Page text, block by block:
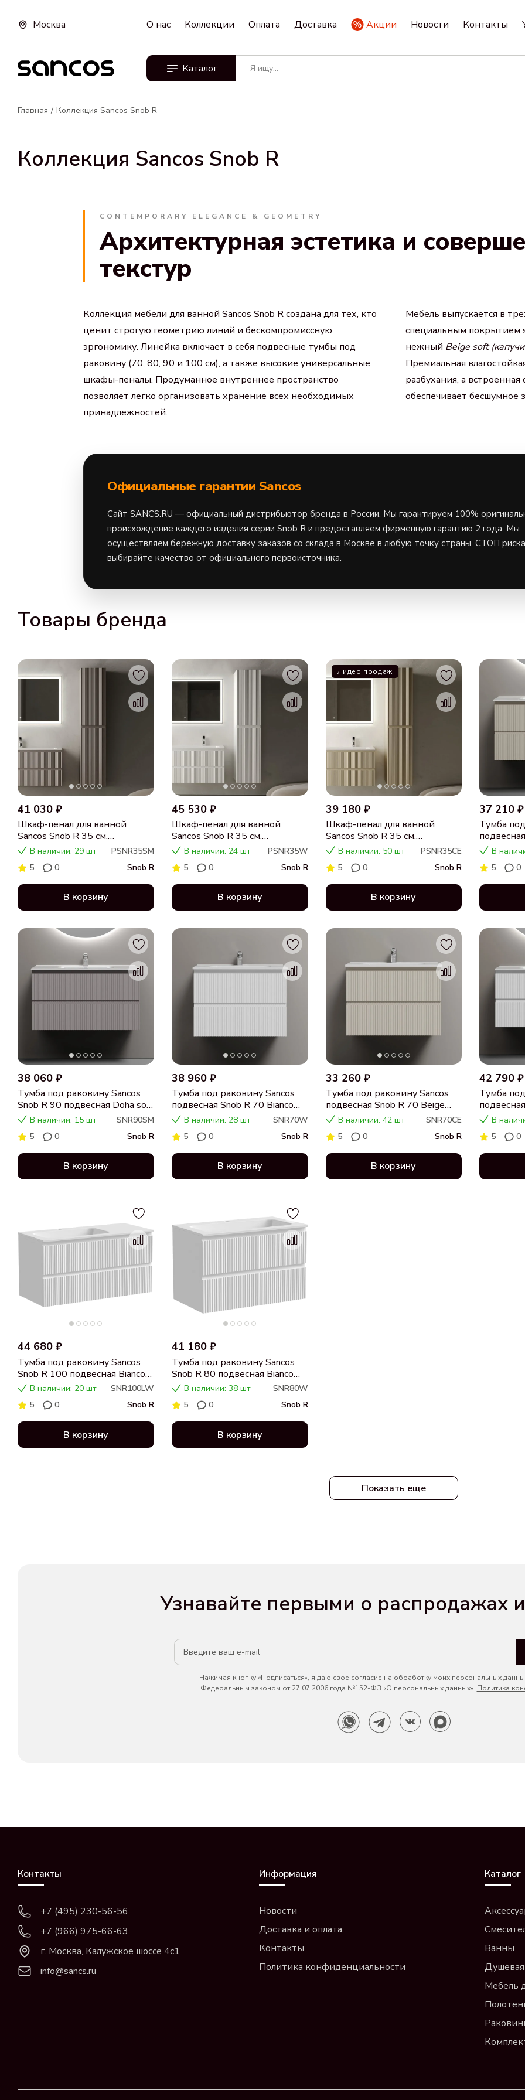
Москва О нас Коллекции Оплата Доставка Акции Новости Контакты
Каталог
Главная Коллекция Sancos Snob R
Коллекция Sancos Snob R
CONTEMPORARY ELEGANCE & GEOMETRY
Архитектурная эстетика и
текстур
Коллекция мебели для ванной Sancos Snob Rсоздана для тех, кто
ценит строгую геометрию линий и бескомпромиссную
эргономику. Линейка включает в себя подвесные тумбы под
раковину (70, 80, 90 и 100 см), а также высокие универсальные
шкафы-пеналы. Продуманное внутреннее пространство
позволяет легко организовать хранение всех необходимых
принадлежностей.
Мебель выпускается в
специальным покрытием
нежный Beige soft
Премиальная
разбухания, а
обеспечивает бесшумное
Официальные гарантии Sancos
Сайт SANCS.RU — официальный дистрибьютор бренда в России. Мы гарантируем 100%
происхождение каждого изделия серии Snob R и предоставляем фирменную гарантию 2 года. Мы
осуществляем бережную доставку заказов со склада в Москве в любую точку страны. СТОП
выбирайте качество от официального первоисточника.
Товары бренда
41 030 ₽
Шкаф-пенал для ванной
Sancos Snob R 35 см,
универсальный, Doha soft
В наличии: 29 шт
PSNR35SM
5
0 Snob R
В корзину
45 530 ₽
Шкаф-пенал для ванной
Sancos Snob R 35 см,
универсальный, Bianco
В наличии: 24 шт
PSNR35W
5
0 Snob R
В корзину
Лидер продаж
39 180 ₽
Шкаф-пенал для ванной
Sancos Snob R 35 см,
универсальный, Beige soft
В наличии: 50 шт
PSNR35CE
5
0 Snob R
В корзину
37 210 ₽
Тумба
Soft
В
5
0
38 060 ₽
Тумба под раковину Sancos
Snob R 90 подвесная Doha soft
(пыльная роза), SNR90SM
В наличии: 15 шт
SNR90SM
5
0 Snob R
В корзину
38 960 ₽
Тумба под раковину Sancos
подвесная Snob R 70 Bianco
SNR70W
В наличии: 28 шт
SNR70W
5
0 Snob R
В корзину
33 260 ₽
Тумба под раковину Sancos
подвесная Snob R 70 Beige
Soft SNR70CE
В наличии: 42 шт
SNR70CE
5
0 Snob R
В корзину
42 790 ₽
Тумба
SNR90W
В
5
0
44 680 ₽
Тумба под раковину Sancos
Snob R 100 подвесная Bianco
(белый), SNR100LW
В наличии: 20 шт
SNR100LW
5
0 Snob R
В корзину
41 180 ₽
Тумба под раковину Sancos
Snob R 80 подвесная Bianco
(белый), SNR80W
В наличии: 38 шт
SNR80W
5
0 Snob R
В корзину
Показать еще
Узнавайте первыми о распродажах
Нажимая кнопку «Подписаться», я даю свое согласие на обработку моих персональных
Федеральным законом от 27.07.2006 года №152-ФЗ «О персональных данных». Политика
Контакты
+7 (495) 230-56-56
+7 (966) 975-66-63
г. Москва, Калужское шоссе 4с1
info@sancs.ru
Информация
Новости
Доставка и оплата
Контакты
Политика конфиденциальности
Каталог
Ванны
Мебель